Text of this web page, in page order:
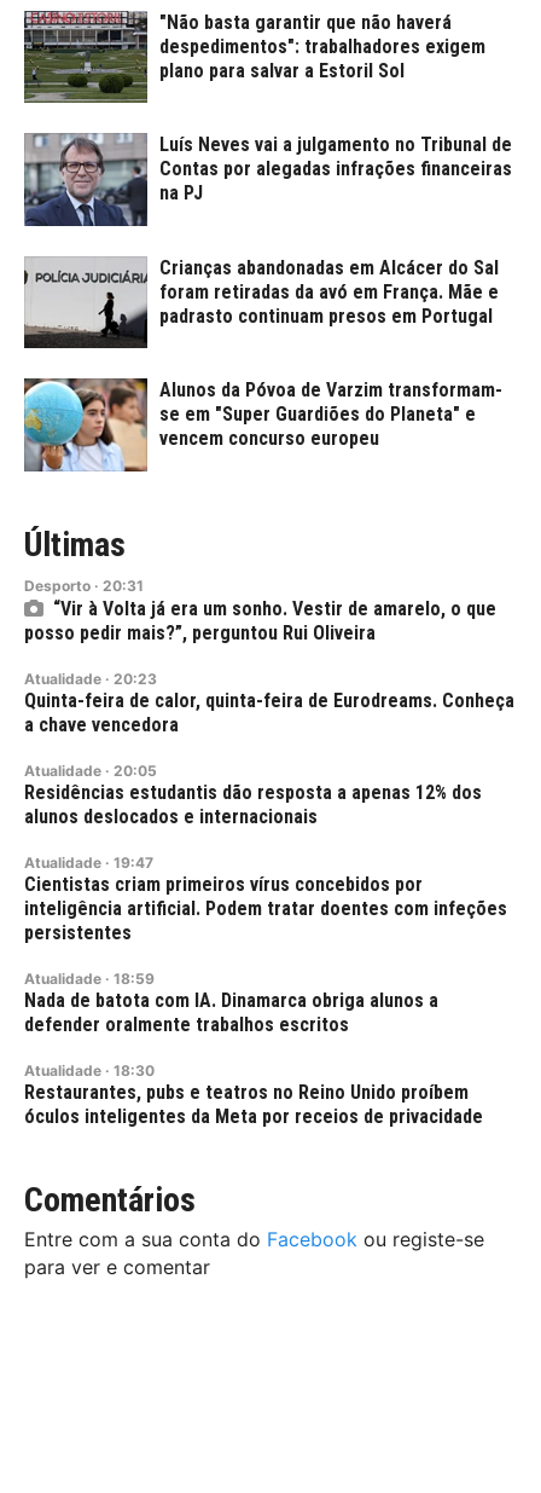
"Não basta garantir que não haverá
despedimentos": trabalhadores exigem
plano para salvar a Estoril Sol
Luís Neves vai a julgamento no Tribunal de
Contas por alegadas infrações financeiras
na PJ
Crianças abandonadas em Alcácer do Sal
foram retiradas da avó em França. Mãe e
padrasto continuam presos em Portugal
Alunos da Póvoa de Varzim transformam-
se em "Super Guardiões do Planeta" e
vencem concurso europeu
Últimas
Desporto · 20:31
“Vir à Volta já era um sonho. Vestir de amarelo, o que
posso pedir mais?”, perguntou Rui Oliveira
Atualidade · 20:23
Quinta-feira de calor, quinta-feira de Eurodreams. Conheça
a chave vencedora
Atualidade · 20:05
Residências estudantis dão resposta a apenas 12% dos
alunos deslocados e internacionais
Atualidade · 19:47
Cientistas criam primeiros vírus concebidos por
inteligência artificial. Podem tratar doentes com infeções
persistentes
Atualidade · 18:59
Nada de batota com IA. Dinamarca obriga alunos a
defender oralmente trabalhos escritos
Atualidade · 18:30
Restaurantes, pubs e teatros no Reino Unido proíbem
óculos inteligentes da Meta por receios de privacidade
Comentários
Entre com a sua conta do Facebook ou registe-se
para ver e comentar